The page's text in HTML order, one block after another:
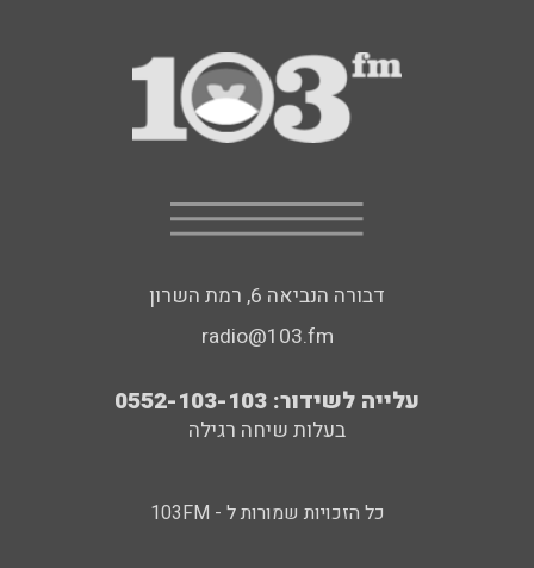
דבורה הנביאה 6, רמת השרון
radio@103.fm
עלייה לשידור: 0552-103-103
בעלות שיחה רגילה
כל הזכויות שמורות ל - 103FM